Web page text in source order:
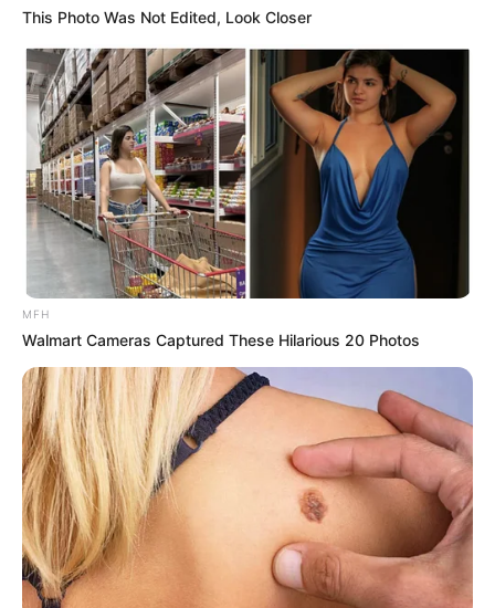
ÚLTIMA HORA: La Despedida del Rey del
Merengue
La Última Nota de Rubby Pérez”
This Photo Was Not Edited, Look Closer
MFH
Walmart Cameras Captured These Hilarious 20 Photos